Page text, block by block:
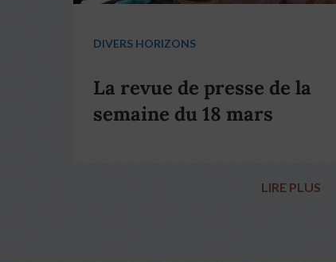
DIVERS HORIZONS
La revue de presse de la
semaine du 18 mars
LIRE PLUS